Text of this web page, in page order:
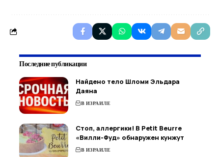
Последние публикации
Найдено тело Шломи Эльдара
Даяна
В ИЗРАИЛЕ
Стоп, аллергики! В Petit Beurre
«Вилли-Фуд» обнаружен кунжут
В ИЗРАИЛЕ